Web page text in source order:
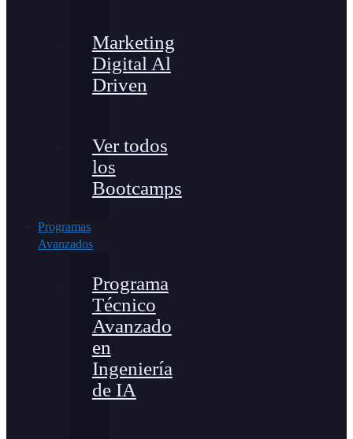
Marketing
Digital Al
Driven
Ver todos
los
Bootcamps
Programas
Avanzados
Programa
Técnico
Avanzado
en
Ingeniería
de IA